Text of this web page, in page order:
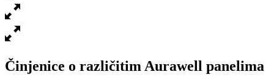
Činjenice o različitim Aurawell panelima